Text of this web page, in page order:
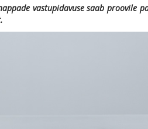
vastupidavuse saab proovile